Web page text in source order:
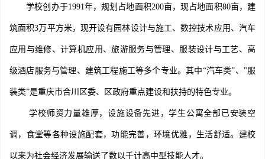
学校创办于1991年，规划占地面积200亩，现占地面积80亩，建
筑面积3万平方米，现开设有园林设计与施工、数控技术应用、汽车
应用与维修、计算机应用、旅游服务与管理、服装设计与工艺、高
级酒店服务与管理、建筑工程施工等多个专业。其中“汽车类”、"服
装类”是重庆市合川区委、区政府重点建设和扶持的特色专业。
学校师资力量雄厚，设施设备先进，学生公寓全部已安装空
调，食堂等各种设施配套，功能完善，环境优雅，生活舒适。建校
以来为社会经济发展输送了数以千计高中型技能人才。